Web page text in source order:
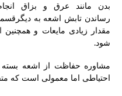
بدن مانند عرق و بزاق
رساندن تابش اشعه به
مقدار زیادی مایعات و
شود.
مشاوره حفاظت از اشعه بسته
احتیاطی اما معمولی است که